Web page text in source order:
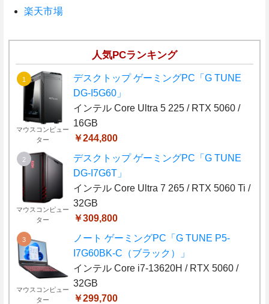
楽天市場
人気PCランキング
マウスコンピュー
ター
デスクトップ ゲーミングPC「G TUNE
DG-I5G60」
インテル Core Ultra 5 225 / RTX 5060 /
16GB
￥244,800
マウスコンピュー
ター
デスクトップ ゲーミングPC「G TUNE
DG-I7G6T」
インテル Core Ultra 7 265 / RTX 5060 Ti /
32GB
￥309,800
マウスコンピュー
ター
ノート ゲーミングPC「G TUNE P5-
I7G60BK-C（ブラック）」
インテル Core i7-13620H / RTX 5060 /
32GB
￥299,700